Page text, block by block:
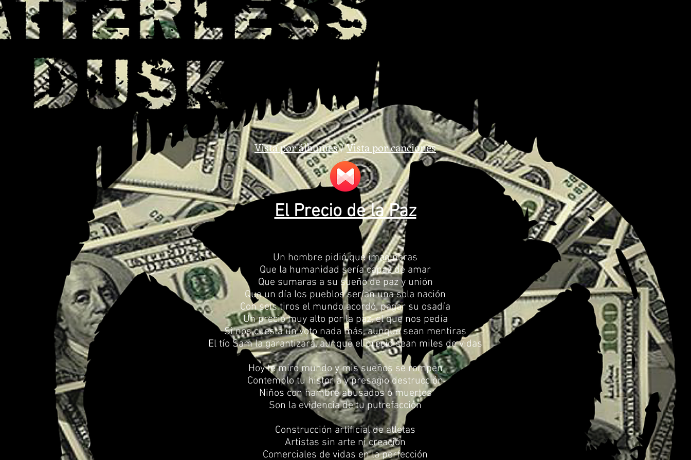
Vista por álbumes/Vista por canciones
El Precio de la Paz
Un hombre pidió que imaginaras
Que la humanidad sería capaz de amar
Que sumaras a su sueño de paz y unión
Que un día los pueblos serían una sola nación
Con seis tiros el mundo acordó, pagar su osadía
Un precio muy alto por la paz, el que nos pedía
Si nos cuesta un voto nada más, aunque sean mentiras
El tío Sam la garantizará, aunque el precio sean miles de vidas
Hoy te miro mundo y mis sueños se rompen
Contemplo tu historia y presagio destrucción
Niños con hambre abusados o muertos
Son la evidencia de tu putrefacción
Construcción artificial de atletas
Artistas sin arte ni creación
Comerciales de vidas en la perfección